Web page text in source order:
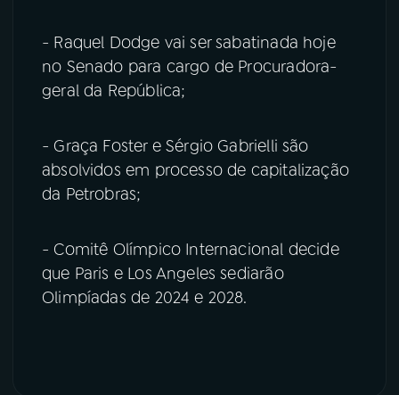
- Raquel Dodge vai ser sabatinada hoje
no Senado para cargo de Procuradora-
geral da República;
- Graça Foster e Sérgio Gabrielli são
absolvidos em processo de capitalização
da Petrobras;
- Comitê Olímpico Internacional decide
que Paris e Los Angeles sediarão
Olimpíadas de 2024 e 2028.